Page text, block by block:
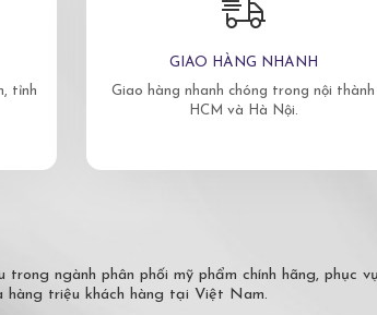
tỉnh
GIAO HÀNG NHANH
Giao hàng nhanh chóng trong nội thành
HCM và Hà Nội.
ngành phân phối mỹ phẩm chính hãng, phục vụ
hàng triệu khách hàng tại Việt Nam.